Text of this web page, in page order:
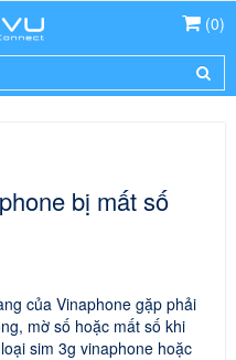
(0)
bị mất số
của Vinaphone gặp phải
mờ số hoặc mất số khi
sim 3g vinaphone hoặc